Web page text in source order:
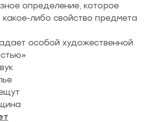
определение, которое
какое-либо свойство предмета
особой художественной